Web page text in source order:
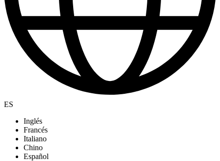
ES
Inglés
Francés
Italiano
Chino
Español